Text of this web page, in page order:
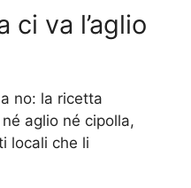
ci va l’aglio
no: la ricetta
aglio né cipolla,
locali che li